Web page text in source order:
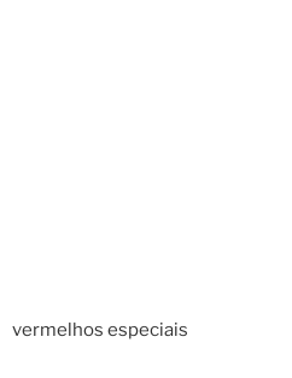
vermelhos especiais